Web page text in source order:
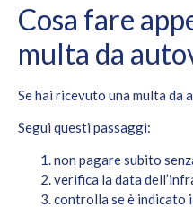
Cosa fare
multa da
Se hai ricevuto una multa da
Segui questi passaggi:
non pagare subito
verifica la data
controlla se è indicato